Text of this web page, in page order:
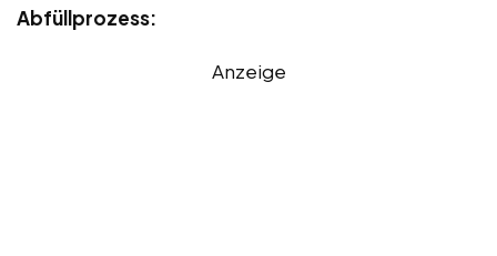
Abfüllprozess:
Anzeige